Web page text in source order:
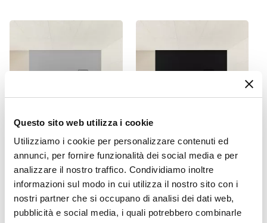
Questo sito web utilizza i cookie
Utilizziamo i cookie per personalizzare contenuti ed
annunci, per fornire funzionalità dei social media e per
analizzare il nostro traffico. Condividiamo inoltre
informazioni sul modo in cui utilizza il nostro sito con i
nostri partner che si occupano di analisi dei dati web,
pubblicità e social media, i quali potrebbero combinarle
Opaca
Laterale
Copertura Scarico
Extra piatto|Antiscivolo
Piletta
Non inclusa
Piatto doccia 100x80 cm
effetto pietra - Rok
€ 96,00
Piatto doccia 100x80 cm
effetto pietra - Rok
€ 90,00